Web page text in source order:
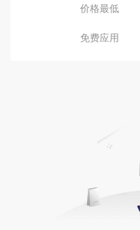
价格最低
免费应用